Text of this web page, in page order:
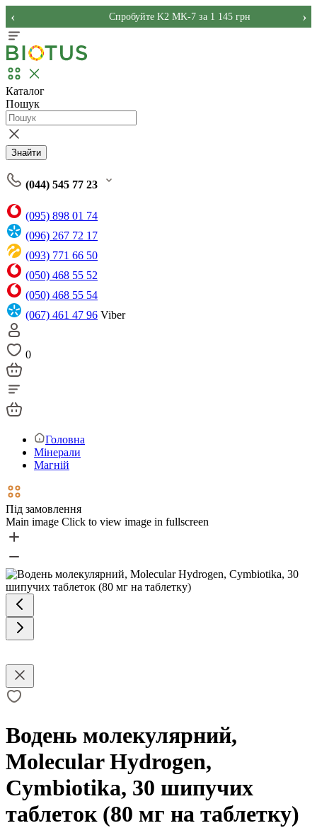
Спробуйте K2 MK-7 за 1 145 грн
‹ ›
Каталог
Пошук
Знайти
(044) 545 77 23
(095) 898 01 74
(096) 267 72 17
(093) 771 66 50
(050) 468 55 52
(050) 468 55 54
(067) 461 47 96 Viber
0
Головна
Мінерали
Магній
Під замовлення
Main image Click to view image in fullscreen
Водень молекулярний,
Molecular Hydrogen,
Cymbiotika, 30 шипучих
таблеток (80 мг на таблетку)